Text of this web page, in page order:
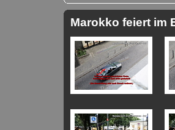
Marokko feiert im